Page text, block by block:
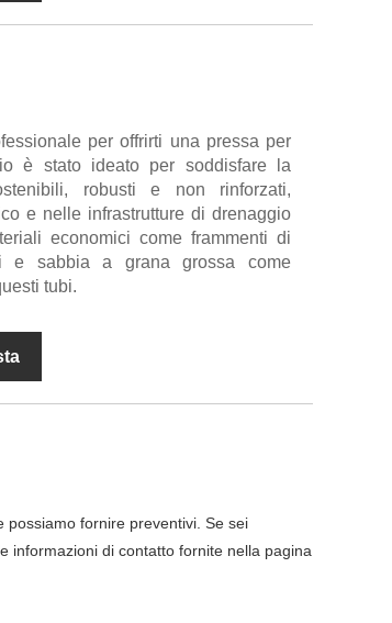
per offrirti una pressa per
è stato ideato per soddisfare la
robusti e non rinforzati,
e nelle infrastrutture di drenaggio
economici come frammenti di
e sabbia a grana grossa come
tubi.
fornire preventivi. Se sei
informazioni di contatto fornite nella pagina